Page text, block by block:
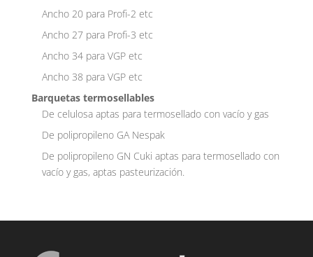
Ancho 20 para Profi-2 etc
Ancho 27 para Profi-3 etc
Ancho 34 para VGP etc
Ancho 38 para VGP etc
Barquetas termosellables
De celulosa aptas para termosellado con vacío y gas
De polipropileno GA Nespak
De polipropileno GN Cuki aptas para termosellado con
vacío y gas, aptas pasteurización.